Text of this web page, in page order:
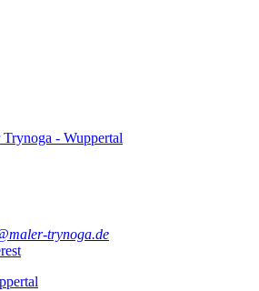
- Wuppertal
trynoga.de